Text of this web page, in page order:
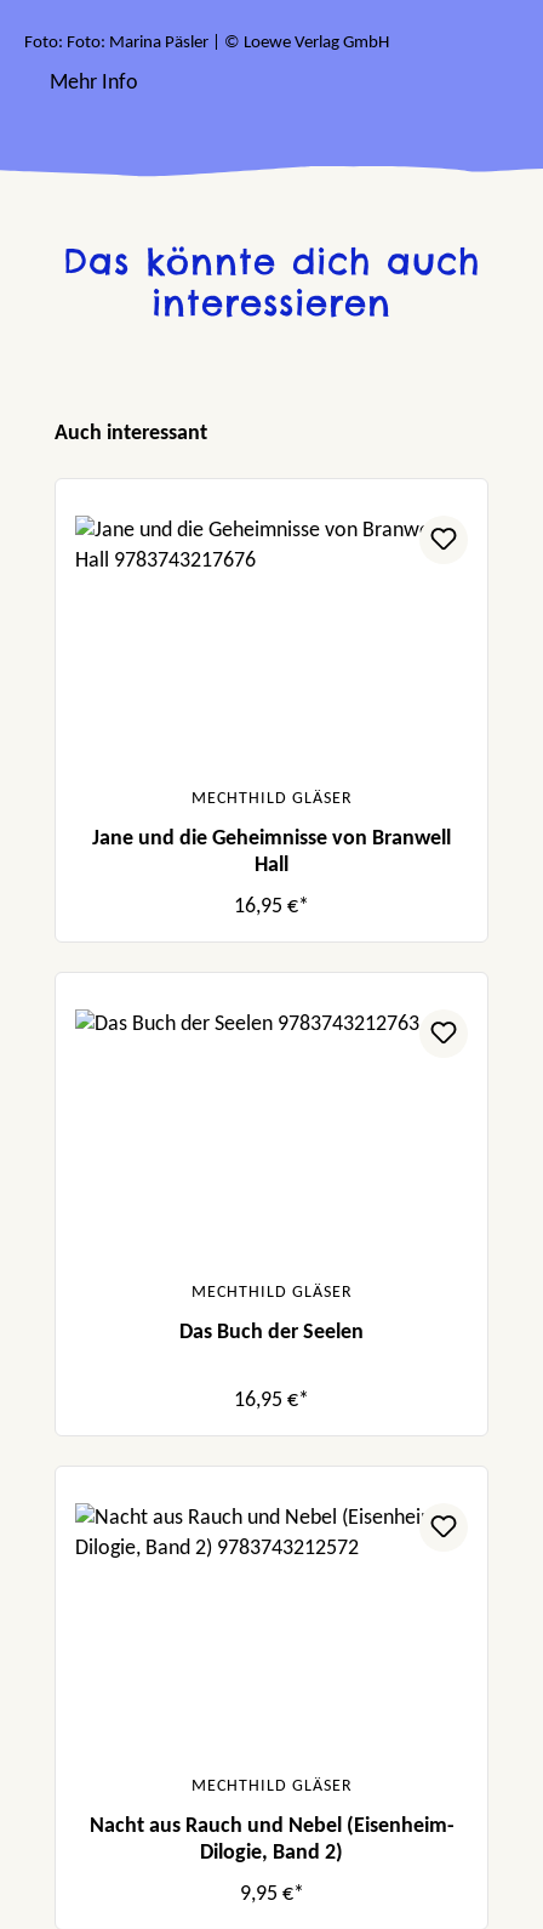
Foto: Foto: Marina Päsler | © Loewe Verlag GmbH
Mehr Info
Das könnte dich auch
interessieren
Produktgalerie überspringen
Auch interessant
MECHTHILD GLÄSER
Jane und die Geheimnisse von Branwell
Hall
16,95 €*
MECHTHILD GLÄSER
Das Buch der Seelen
16,95 €*
MECHTHILD GLÄSER
Nacht aus Rauch und Nebel (Eisenheim-
Dilogie, Band 2)
9,95 €*